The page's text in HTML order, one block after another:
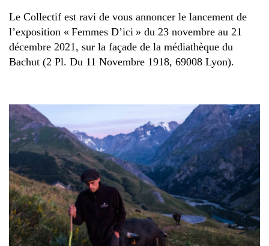
Le Collectif est ravi de vous annoncer le lancement de
l’exposition « Femmes D’ici » du 23 novembre au 21
décembre 2021, sur la façade de la médiathèque du
Bachut (2 Pl. Du 11 Novembre 1918, 69008 Lyon).